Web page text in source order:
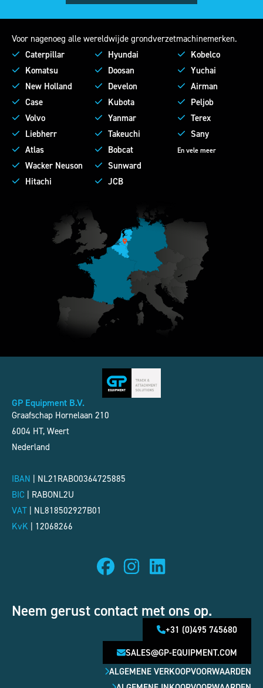
Voor nagenoeg alle wereldwijde grondverzetmachinemerken.
Caterpillar
Komatsu
New Holland
Case
Volvo
Liebherr
Atlas
Wacker Neuson
Hitachi
Hyundai
Doosan
Develon
Kubota
Yanmar
Takeuchi
Bobcat
Sunward
JCB
Kobelco
Yuchai
Airman
Peljob
Terex
Sany
En vele meer
GP Equipment B.V.
Graafschap Hornelaan 210
6004 HT, Weert
Nederland
IBAN | NL21RABO0364725885
BIC | RABONL2U
VAT | NL818502927B01
KvK | 12068266
Neem gerust contact met ons op.
+31 (0)495 745680
SALES@GP-EQUIPMENT.COM
ALGEMENE VERKOOPVOORWAARDEN